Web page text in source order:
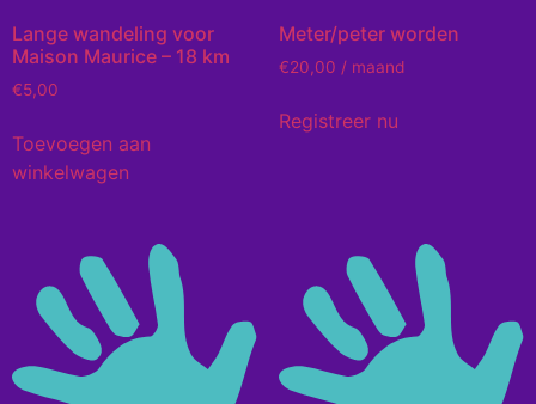
Lange wandeling voor
Maison Maurice – 18 km
€5,00
Toevoegen aan
winkelwagen
Meter/peter worden
€20,00 / maand
Registreer nu